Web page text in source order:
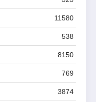
11580
538
8150
769
3874